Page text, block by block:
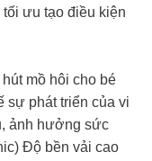
ưu tạo điều kiện
mồ hôi cho bé
sự phát triển của vi
ảnh hưởng sức
Độ bền vải cao